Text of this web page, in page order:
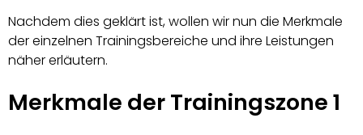
Nachdem dies geklärt ist, wollen wir nun die Merkmale
der einzelnen Trainingsbereiche und ihre Leistungen
näher erläutern.
Merkmale der Trainingszone 1